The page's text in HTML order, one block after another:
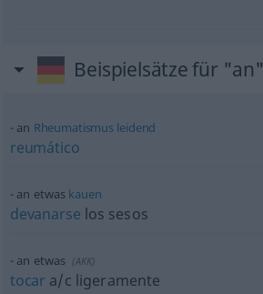
Beispielsätze für "an"
an Rheumatismus leidend
reumático
an etwas kauen
devanarse los sesos
an etwas (AKK)
tocar a/c ligeramente